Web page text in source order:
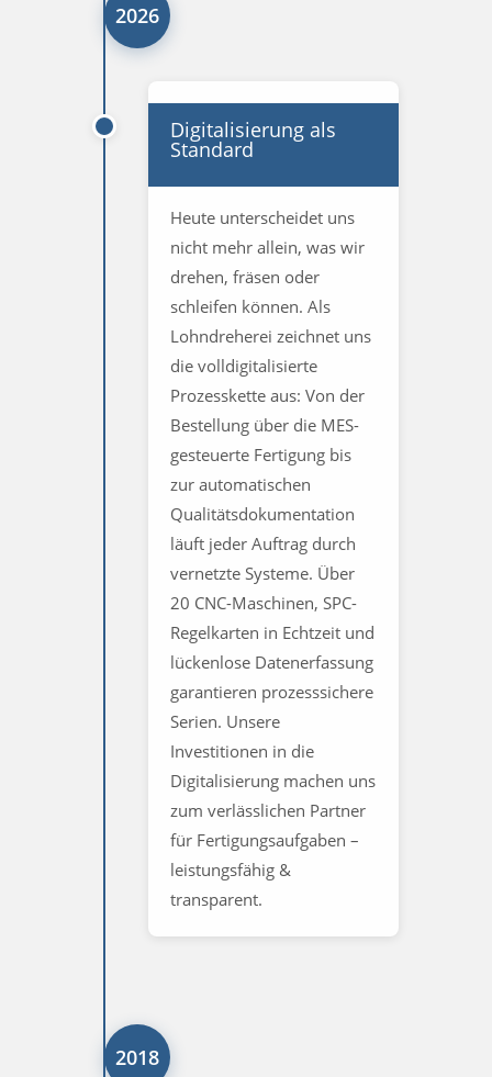
2026
Digitalisierung als
Standard
Heute unterscheidet uns
nicht mehr allein, was wir
drehen, fräsen oder
schleifen können. Als
Lohndreherei zeichnet uns
die volldigitalisierte
Prozesskette aus: Von der
Bestellung über die MES-
gesteuerte Fertigung bis
zur automatischen
Qualitätsdokumentation
läuft jeder Auftrag durch
vernetzte Systeme. Über
20 CNC-Maschinen, SPC-
Regelkarten in Echtzeit und
lückenlose Datenerfassung
garantieren prozesssichere
Serien. Unsere
Investitionen in die
Digitalisierung machen uns
zum verlässlichen Partner
für Fertigungsaufgaben –
leistungsfähig &
transparent.
2018